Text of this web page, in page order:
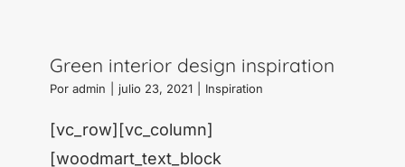
Green interior design inspiration
Por admin julio 23, 2021 Inspiration
[vc_row][vc_column]
[woodmart_text_block